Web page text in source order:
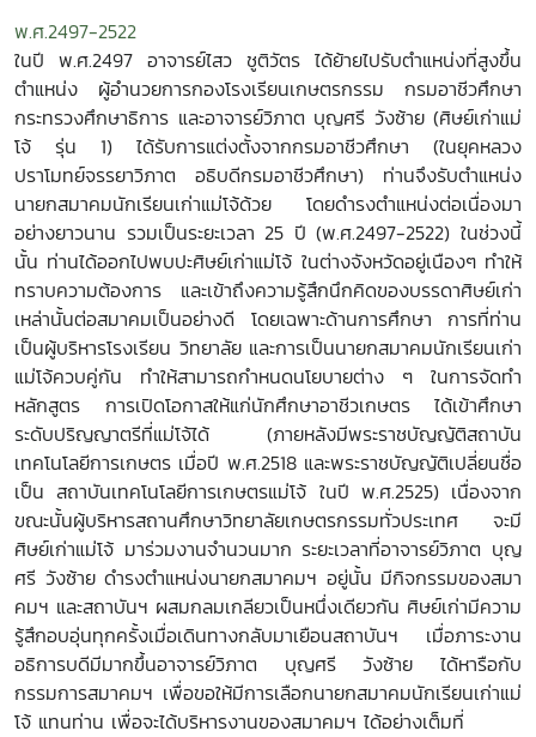
พ.ศ.2497-2522
ในปี พ.ศ.2497 อาจารย์ไสว ชูติวัตร ได้ย้ายไปรับตำแหน่งที่สูงขึ้น
ตำแหน่ง ผู้อำนวยการกองโรงเรียนเกษตรกรรม กรมอาชีวศึกษา
กระทรวงศึกษาธิการ และอาจารย์วิภาต บุญศรี วังซ้าย (ศิษย์เก่าแม่
โจ้ รุ่น 1) ได้รับการแต่งตั้งจากกรมอาชีวศึกษา (ในยุคหลวง
ปราโมทย์จรรยาวิภาต อธิบดีกรมอาชีวศึกษา) ท่านจึงรับตำแหน่ง
นายกสมาคมนักเรียนเก่าแม่โจ้ด้วย โดยดำรงตำแหน่งต่อเนื่องมา
อย่างยาวนาน รวมเป็นระยะเวลา 25 ปี (พ.ศ.2497-2522) ในช่วงนี้
นั้น ท่านได้ออกไปพบปะศิษย์เก่าแม่โจ้ ในต่างจังหวัดอยู่เนืองๆ ทำให้
ทราบความต้องการ และเข้าถึงความรู้สึกนึกคิดของบรรดาศิษย์เก่า
เหล่านั้นต่อสมาคมเป็นอย่างดี โดยเฉพาะด้านการศึกษา การที่ท่าน
เป็นผู้บริหารโรงเรียน วิทยาลัย และการเป็นนายกสมาคมนักเรียนเก่า
แม่โจ้ควบคู่กัน ทำให้สามารถกำหนดนโยบายต่าง ๆ ในการจัดทำ
หลักสูตร การเปิดโอกาสให้แก่นักศึกษาอาชีวเกษตร ได้เข้าศึกษา
ระดับปริญญาตรีที่แม่โจ้ได้ (ภายหลังมีพระราชบัญญัติสถาบัน
เทคโนโลยีการเกษตร เมื่อปี พ.ศ.2518 และพระราชบัญญัติเปลี่ยนชื่อ
เป็น สถาบันเทคโนโลยีการเกษตรแม่โจ้ ในปี พ.ศ.2525) เนื่องจาก
ขณะนั้นผู้บริหารสถานศึกษาวิทยาลัยเกษตรกรรมทั่วประเทศ จะมี
ศิษย์เก่าแม่โจ้ มาร่วมงานจำนวนมาก ระยะเวลาที่อาจารย์วิภาต บุญ
ศรี วังซ้าย ดำรงตำแหน่งนายกสมาคมฯ อยู่นั้น มีกิจกรรมของสมา
คมฯ และสถาบันฯ ผสมกลมเกลียวเป็นหนึ่งเดียวกัน ศิษย์เก่ามีความ
รู้สึกอบอุ่นทุกครั้งเมื่อเดินทางกลับมาเยือนสถาบันฯ เมื่อภาระงาน
อธิการบดีมีมากขึ้นอาจารย์วิภาต บุญศรี วังซ้าย ได้หารือกับ
กรรมการสมาคมฯ เพื่อขอให้มีการเลือกนายกสมาคมนักเรียนเก่าแม่
โจ้ แทนท่าน เพื่อจะได้บริหารงานของสมาคมฯ ได้อย่างเต็มที่